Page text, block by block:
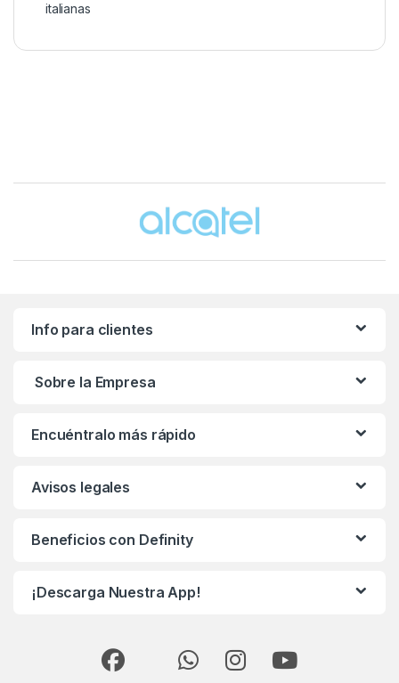
italianas
Info para clientes
Sobre la Empresa
Encuéntralo más rápido
Avisos legales
Beneficios con Definity
¡Descarga Nuestra App!